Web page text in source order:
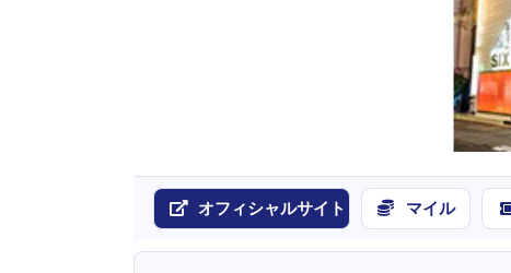
オフィシャルサイト マイル